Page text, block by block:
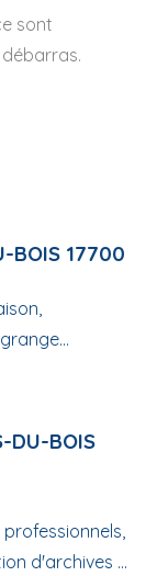
sont
BOIS 17700
DU-BOIS
d'archives ...